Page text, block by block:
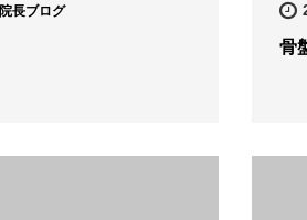
院長ブログ
骨